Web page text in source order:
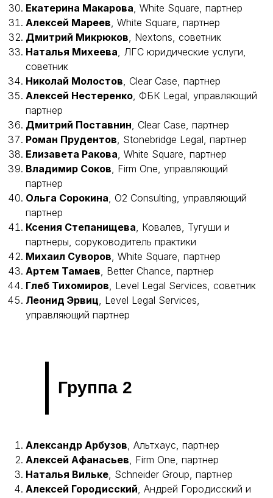
Екатерина Макарова , White Square, партнер
Алексей Мареев , White Square, партнер
Дмитрий Микрюков , Nextons, советник
Наталья Михеева , ЛГС юридические услуги,
советник
Николай Молостов , Clear Case, партнер
Алексей Нестеренко , ФБК Legal, управляющий
партнер
Дмитрий Поставнин , Clear Case, партнер
Роман Прудентов , Stonebridge Legal, партнер
Елизавета Ракова , White Square, партнер
Владимир Соков , Firm One, управляющий
партнер
Ольга Сорокина , O2 Consulting, управляющий
партнер
Ксения Степанищева , Ковалев, Тугуши и
партнеры, соруководитель практики
Михаил Суворов , White Square, партнер
Артем Тамаев , Better Chance, партнер
Глеб Тихомиров , Level Legal Services, советник
Леонид Эрвиц , Level Legal Services,
управляющий партнер
Группа 2
Александр Арбузов , Альтхаус, партнер
Алексей Афанасьев , Firm One, партнер
Наталья Вильке , Schneider Group, партнер
Алексей Городисский , Андрей Городисский и